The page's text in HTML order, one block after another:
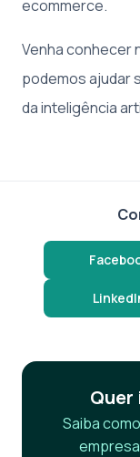
ecommerce.
Venha conhecer
podemos ajudar
da inteligência
Quer
Saiba